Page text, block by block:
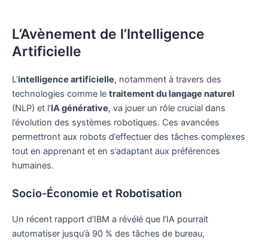
L’Avènement de l’Intelligence
Artificielle
L’intelligence artificielle, notamment à travers des
technologies comme le traitement du langage naturel
(NLP) et l’IA générative, va jouer un rôle crucial dans
l’évolution des systèmes robotiques. Ces avancées
permettront aux robots d’effectuer des tâches complexes
tout en apprenant et en s’adaptant aux préférences
humaines.
Socio-Économie et Robotisation
Un récent rapport d’IBM a révélé que l’IA pourrait
automatiser jusqu’à 90 % des tâches de bureau,